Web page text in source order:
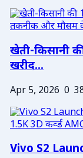
खेती-किसानी
खरीद...
Apr 5, 2026 0
Vivo S2